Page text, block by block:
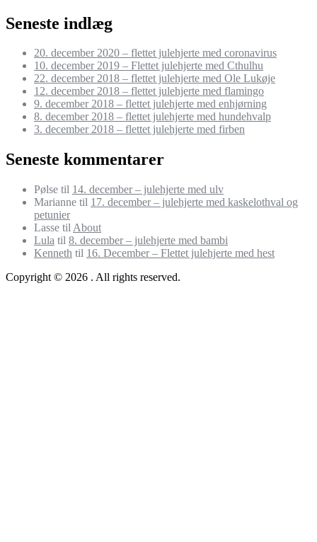
Seneste indlæg
20. december 2020 – flettet julehjerte med coronavirus
10. december 2019 – Flettet julehjerte med Cthulhu
22. december 2018 – flettet julehjerte med Ole Lukøje
12. december 2018 – flettet julehjerte med flamingo
9. december 2018 – flettet julehjerte med enhjørning
8. december 2018 – flettet julehjerte med hundehvalp
3. december 2018 – flettet julehjerte med firben
Seneste kommentarer
Pølse til 14. december – julehjerte med ulv
Marianne til 17. december – julehjerte med kaskelothval og
petunier
Lasse til About
Lula til 8. december – julehjerte med bambi
Kenneth til 16. December – Flettet julehjerte med hest
Copyright © 2026 . All rights reserved.